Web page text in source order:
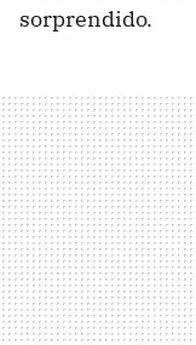
sorprendido.